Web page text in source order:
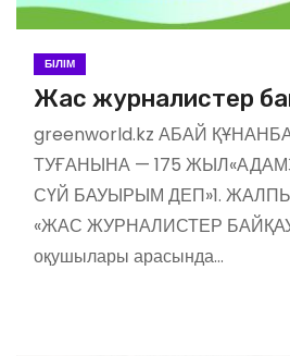
БІЛІМ
Жас журналистер
greenworld.kz АБАЙ
ТУҒАНЫНА — 175
СҮЙ БАУЫРЫМ ДЕП»1.
«ЖАС ЖУРНАЛИСТЕР
оқушылары арасында…